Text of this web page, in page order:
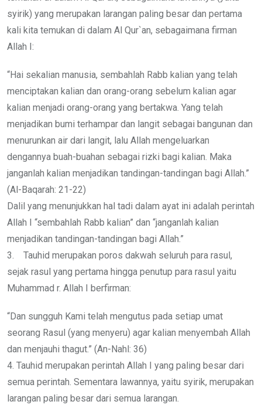
syirik) yang merupakan larangan paling besar dan pertama
kali kita temukan di dalam Al Qur`an, sebagaimana firman
Allah I:
“Hai sekalian manusia, sembahlah Rabb kalian yang telah
menciptakan kalian dan orang-orang sebelum kalian agar
kalian menjadi orang-orang yang bertakwa. Yang telah
menjadikan bumi terhampar dan langit sebagai bangunan dan
menurunkan air dari langit, lalu Allah mengeluarkan
dengannya buah-buahan sebagai rizki bagi kalian. Maka
janganlah kalian menjadikan tandingan-tandingan bagi Allah.”
(Al-Baqarah: 21-22)
Dalil yang menunjukkan hal tadi dalam ayat ini adalah perintah
Allah I “sembahlah Rabb kalian” dan “janganlah kalian
menjadikan tandingan-tandingan bagi Allah.”
3. Tauhid merupakan poros dakwah seluruh para rasul,
sejak rasul yang pertama hingga penutup para rasul yaitu
Muhammad r. Allah I berfirman:
“Dan sungguh Kami telah mengutus pada setiap umat
seorang Rasul (yang menyeru) agar kalian menyembah Allah
dan menjauhi thagut.” (An-Nahl: 36)
4. Tauhid merupakan perintah Allah I yang paling besar dari
semua perintah. Sementara lawannya, yaitu syirik, merupakan
larangan paling besar dari semua larangan.